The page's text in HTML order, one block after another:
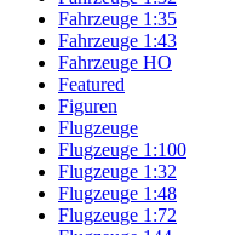
Fahrzeuge 1:35
Fahrzeuge 1:43
Fahrzeuge HO
Featured
Figuren
Flugzeuge
Flugzeuge 1:100
Flugzeuge 1:32
Flugzeuge 1:48
Flugzeuge 1:72